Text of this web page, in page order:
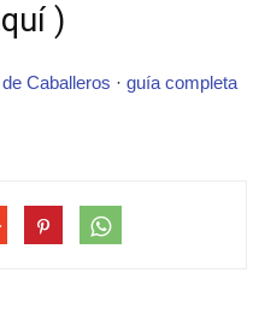
)
Caballeros · guía completa